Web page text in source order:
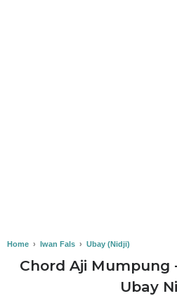
Home › Iwan Fals › Ubay (Nidji)
Chord Aji Mumpung
Ubay